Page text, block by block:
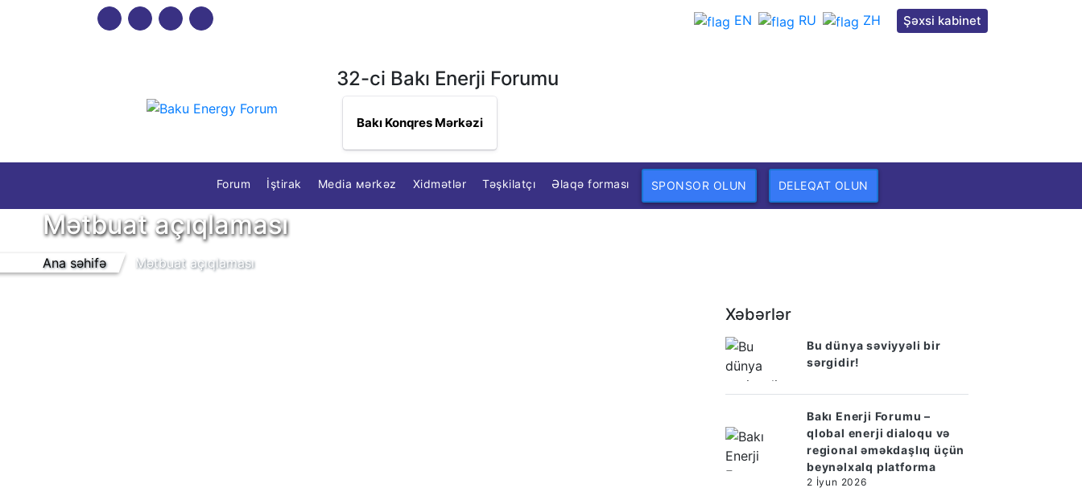
EN RU ZH Şəxsi kabinet
32-ci Bakı Enerji Forumu
Bakı Konqres Mərkəzi
Forum İştirak Media мərkəz Xidmətlər Təşkilatçı Əlaqə forması SPONSOR OLUN DELEQAT OLUN
Mətbuat açıqlaması
Ana səhifə Mətbuat açıqlaması
Xəbərlər
Bu dünya səviyyəli bir
sərgidir!
Bakı Enerji Forumu –
qlobal enerji dialoqu və
regional əməkdaşlıq üçün
beynəlxalq platforma
2 İyun 2026